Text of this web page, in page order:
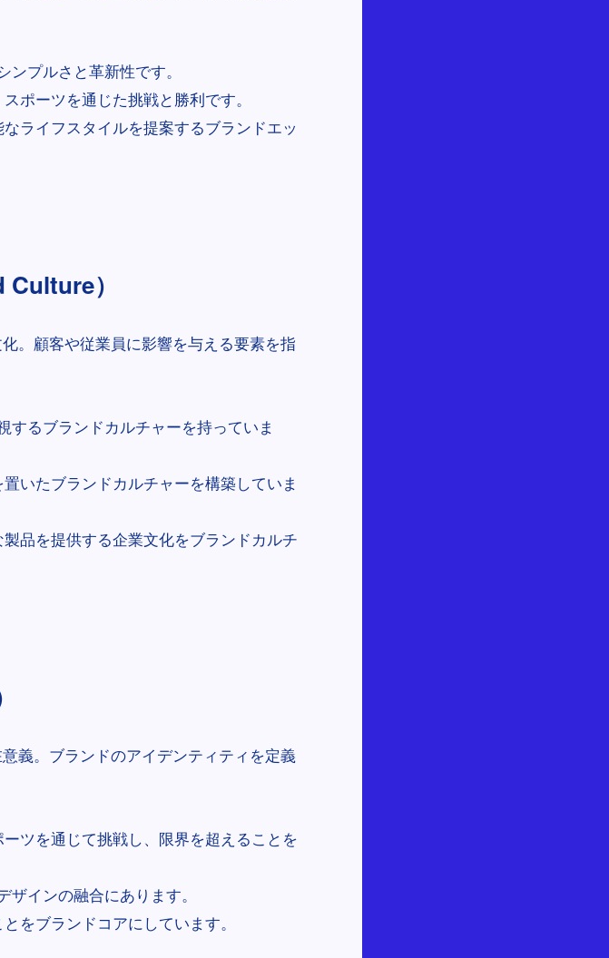
プルさと革新性です。
ポーツを通じた挑戦と勝利です。
ライフスタイルを提案するブランドエッ
）
。顧客や従業員に影響を与える要素を指
するブランドカルチャーを持っていま
いたブランドカルチャーを構築していま
品を提供する企業文化をブランドカルチ
義。ブランドのアイデンティティを定義
ツを通じて挑戦し、限界を超えることを
インの融合にあります。
をブランドコアにしています。